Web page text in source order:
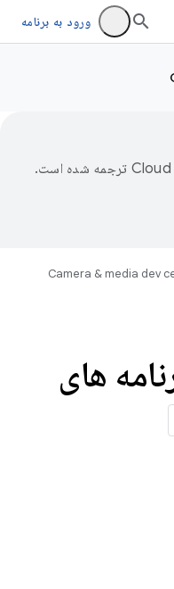
ورود به برنامه
ترجمه شده است.
Camera & media dev
های